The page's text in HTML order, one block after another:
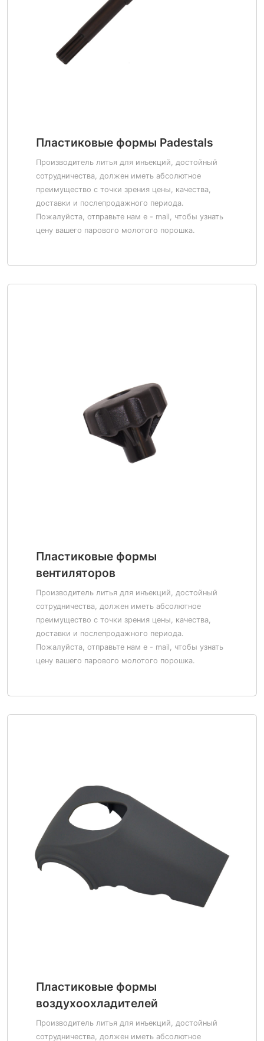
Пластиковые формы Padestals
Производитель литья для инъекций, достойный
сотрудничества, должен иметь абсолютное
преимущество с точки зрения цены, качества,
доставки и послепродажного периода.
Пожалуйста, отправьте нам e - mail, чтобы узнать
цену вашего парового молотого порошка.
Пластиковые формы
вентиляторов
Производитель литья для инъекций, достойный
сотрудничества, должен иметь абсолютное
преимущество с точки зрения цены, качества,
доставки и послепродажного периода.
Пожалуйста, отправьте нам e - mail, чтобы узнать
цену вашего парового молотого порошка.
Пластиковые формы
воздухоохладителей
Производитель литья для инъекций, достойный
сотрудничества, должен иметь абсолютное